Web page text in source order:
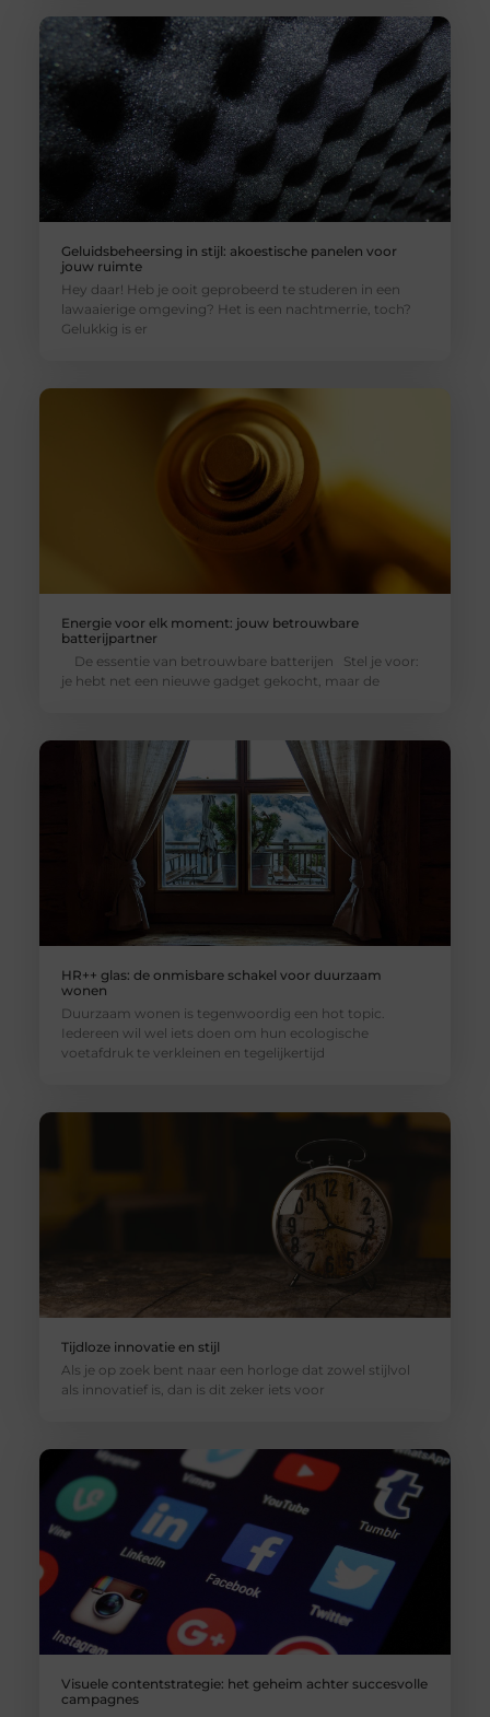
Geluidsbeheersing in stijl: akoestische panelen voor
jouw ruimte
Hey daar! Heb je ooit geprobeerd te studeren in een
lawaaierige omgeving? Het is een nachtmerrie, toch?
Gelukkig is er
Energie voor elk moment: jouw betrouwbare
batterijpartner
De essentie van betrouwbare batterijen Stel je voor:
je hebt net een nieuwe gadget gekocht, maar de
HR++ glas: de onmisbare schakel voor duurzaam
wonen
Duurzaam wonen is tegenwoordig een hot topic.
Iedereen wil wel iets doen om hun ecologische
voetafdruk te verkleinen en tegelijkertijd
Tijdloze innovatie en stijl
Als je op zoek bent naar een horloge dat zowel stijlvol
als innovatief is, dan is dit zeker iets voor
Visuele contentstrategie: het geheim achter succesvolle
campagnes